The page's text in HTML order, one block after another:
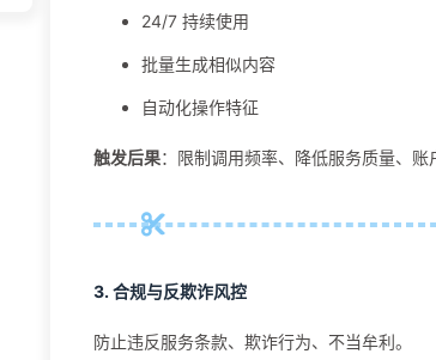
24/7 持续使用
批量生成相似内容
自动化操作特征
触发后果：限制调用频率、降低服务质量、账
3. 合规与反欺诈风控
防止违反服务条款、欺诈行为、不当牟利。